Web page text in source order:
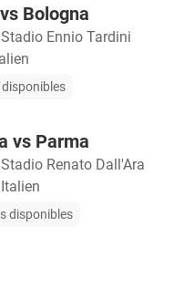
Bologna
Stadio Ennio Tardini
vs Parma
Stadio Renato Dall'Ara
disponibles